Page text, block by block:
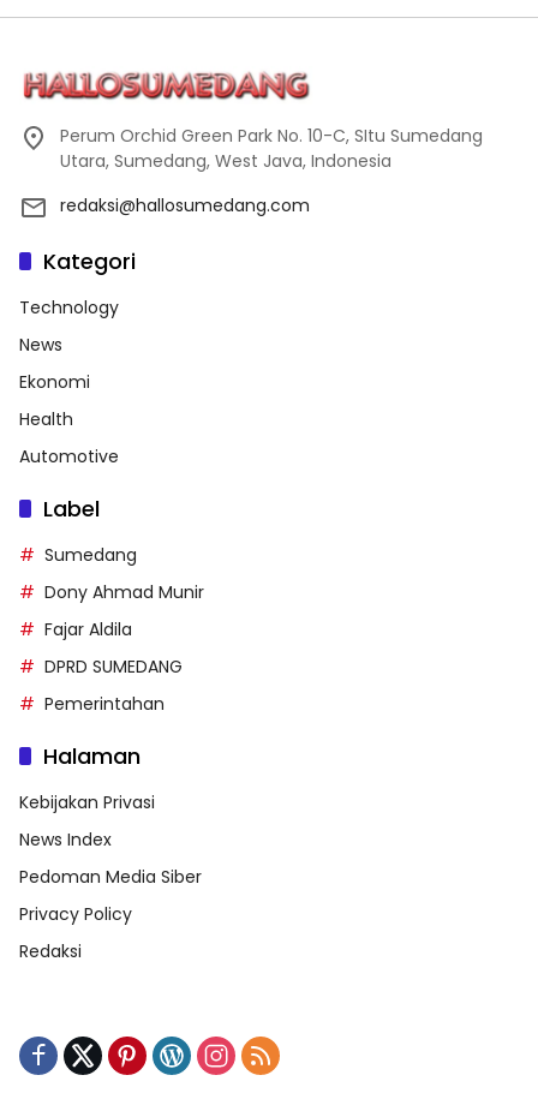
Perum Orchid Green Park No. 10-C, SItu Sumedang
Utara, Sumedang, West Java, Indonesia
redaksi@hallosumedang.com
Kategori
Technology
News
Ekonomi
Health
Automotive
Label
Sumedang
Dony Ahmad Munir
Fajar Aldila
DPRD SUMEDANG
Pemerintahan
Halaman
Kebijakan Privasi
News Index
Pedoman Media Siber
Privacy Policy
Redaksi